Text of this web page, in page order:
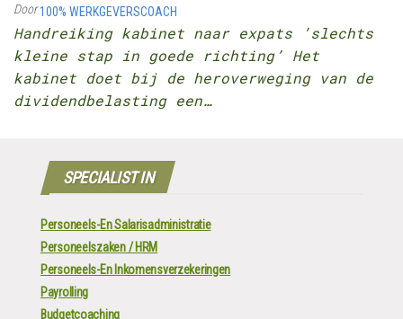
Door100% WERKGEVERSCOACH
Handreiking kabinet naar expats ’slechts
kleine stap in goede richting’ Het
kabinet doet bij de heroverweging van de
dividendbelasting een…
SPECIALIST IN
Personeels-En Salarisadministratie
Personeelszaken / HRM
Personeels-En Inkomensverzekeringen
Payrolling
Budgetcoaching